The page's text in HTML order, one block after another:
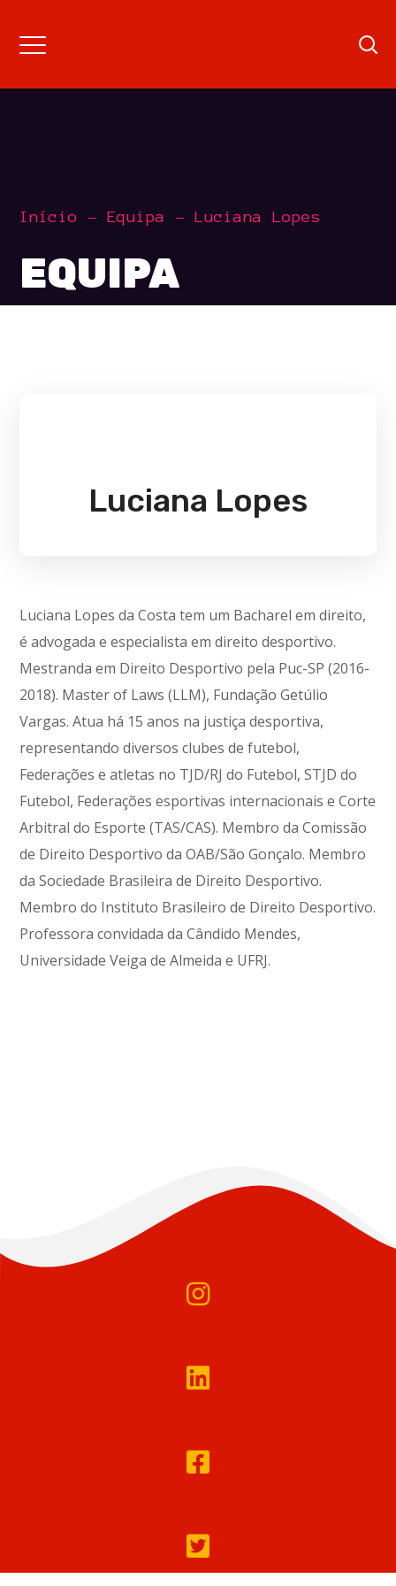
Início Equipa Luciana Lopes
EQUIPA
Luciana Lopes
Luciana Lopes da Costa tem um Bacharel em direito,
é advogada e especialista em direito desportivo.
Mestranda em Direito Desportivo pela Puc-SP (2016-
2018). Master of Laws (LLM), Fundação Getúlio
Vargas. Atua há 15 anos na justiça desportiva,
representando diversos clubes de futebol,
Federações e atletas no TJD/RJ do Futebol, STJD do
Futebol, Federações esportivas internacionais e Corte
Arbitral do Esporte (TAS/CAS). Membro da Comissão
de Direito Desportivo da OAB/São Gonçalo. Membro
da Sociedade Brasileira de Direito Desportivo.
Membro do Instituto Brasileiro de Direito Desportivo.
Professora convidada da Cândido Mendes,
Universidade Veiga de Almeida e UFRJ.